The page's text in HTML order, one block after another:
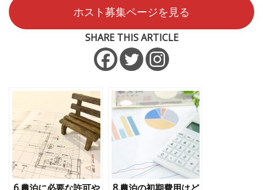
ホスト募集ページを見る
SHARE THIS ARTICLE